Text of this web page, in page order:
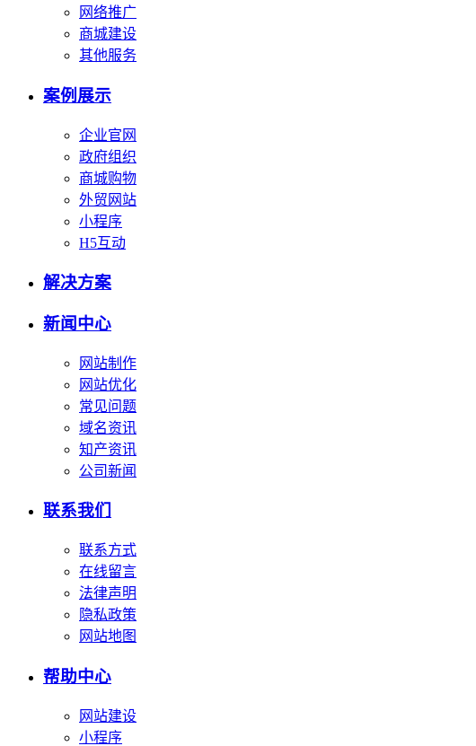
网络推广
商城建设
其他服务
案例展示
企业官网
政府组织
商城购物
外贸网站
小程序
H5互动
解决方案
新闻中心
网站制作
网站优化
常见问题
域名资讯
知产资讯
公司新闻
联系我们
联系方式
在线留言
法律声明
隐私政策
网站地图
帮助中心
网站建设
小程序